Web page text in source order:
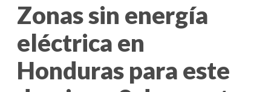
Zonas sin energía
eléctrica en
Honduras para este